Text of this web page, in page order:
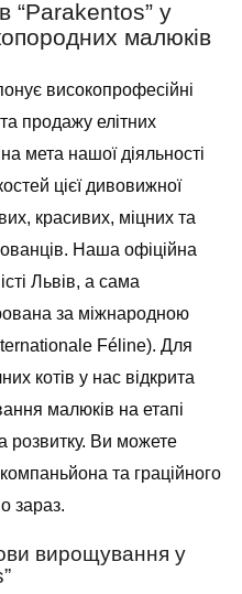
“Parakentos” у
малюків
високопрофесійні
продажу елітних
мета нашої діяльності
цієї дивовижної
красивих, міцних та
Наша офіційна
Львів, а сама
за міжнародною
Féline). Для
котів у нас відкрита
малюків на етапі
розвитку. Ви можете
та граційного
зараз.
вирощування у